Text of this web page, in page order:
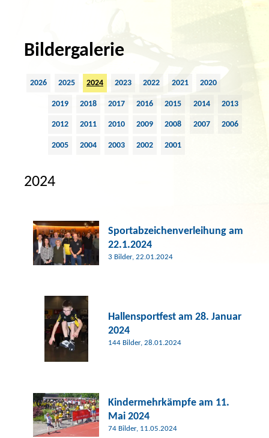
Bildergalerie
2026 2025 2024 2023 2022 2021 2020
2019 2018 2017 2016 2015 2014 2013
2012 2011 2010 2009 2008 2007 2006
2005 2004 2003 2002 2001
2024
Sportabzeichenverleihung am
22.1.2024
3 Bilder, 22.01.2024
Hallensportfest am 28. Januar
2024
144 Bilder, 28.01.2024
Kindermehrkämpfe am 11.
Mai 2024
74 Bilder, 11.05.2024